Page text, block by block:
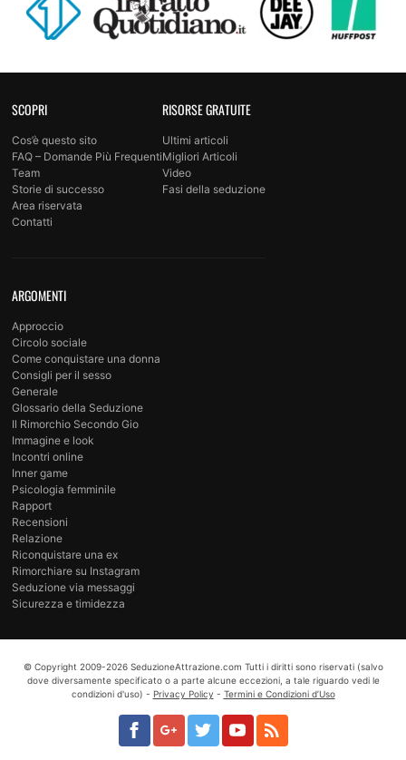
SCOPRI
Cos’è questo sito
FAQ – Domande Più Frequenti
Team
Storie di successo
Area riservata
Contatti
RISORSE GRATUITE
Ultimi articoli
Migliori Articoli
Video
Fasi della seduzione
ARGOMENTI
Approccio
Circolo sociale
Come conquistare una donna
Consigli per il sesso
Generale
Glossario della Seduzione
Il Rimorchio Secondo Gio
Immagine e look
Incontri online
Inner game
Psicologia femminile
Rapport
Recensioni
Relazione
Riconquistare una ex
Rimorchiare su Instagram
Seduzione via messaggi
Sicurezza e timidezza
© Copyright 2009-2026 SeduzioneAttrazione.com Tutti i diritti sono riservati (salvo
dove diversamente specificato o a parte alcune eccezioni, a tale riguardo vedi le
condizioni d'uso) - Privacy Policy - Termini e Condizioni d’Uso